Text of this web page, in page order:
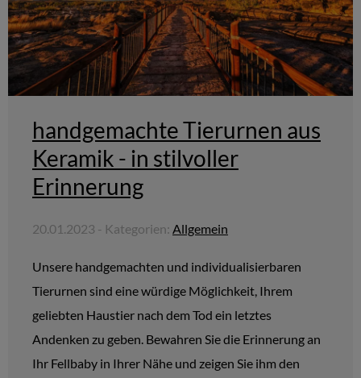
handgemachte Tierurnen aus
Keramik - in stilvoller
Erinnerung
20.01.2023 - Kategorien: Allgemein
Unsere handgemachten und individualisierbaren
Tierurnen sind eine würdige Möglichkeit, Ihrem
geliebten Haustier nach dem Tod ein letztes
Andenken zu geben. Bewahren Sie die Erinnerung an
Ihr Fellbaby in Ihrer Nähe und zeigen Sie ihm den